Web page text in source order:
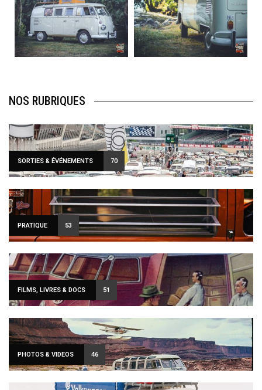
Août 10
120
0
Août 10
108
0
NOS RUBRIQUES
SORTIES & ÉVÉNEMENTS 70
PRATIQUE 53
FILMS, LIVRES & DOCS 51
PHOTOS & VIDEOS 46